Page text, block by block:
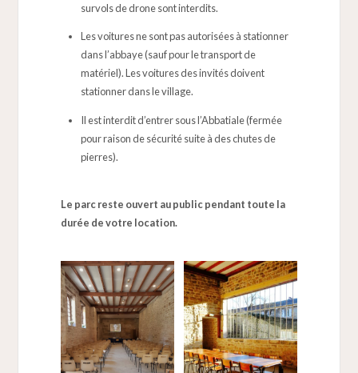
survols de drone sont interdits.
Les voitures ne sont pas autorisées à stationner
dans l’abbaye (sauf pour le transport de
matériel). Les voitures des invités doivent
stationner dans le village.
Il est interdit d’entrer sous l’Abbatiale (fermée
pour raison de sécurité suite à des chutes de
pierres).
Le parc reste ouvert au public pendant toute la
durée de votre location.